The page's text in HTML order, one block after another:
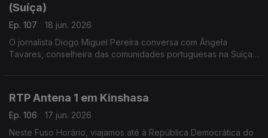
(Suíça)
Ep. 107
18 jun. 2026
O jornalista Diogo Miguel Pereira conversa com Ângela
Tavares, conselheira das comunidades portuguesas na Suíça,
RTP Antena 1 em Kinshasa
Ep. 106
17 jun. 2026
Neste Fuso Horário, viajamos até à República Democrática do